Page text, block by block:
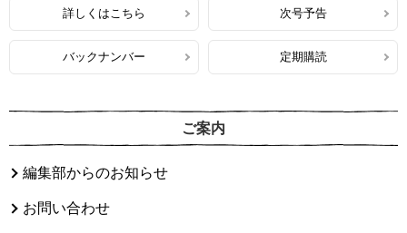
詳しくはこちら 次号予告
バックナンバー 定期購読
ご案内
編集部からのお知らせ
お問い合わせ